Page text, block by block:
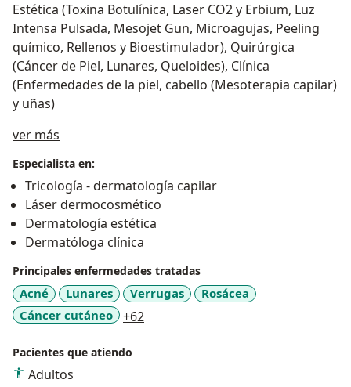
Estética (Toxina Botulínica, Laser CO2 y Erbium, Luz
Intensa Pulsada, Mesojet Gun, Microagujas, Peeling
químico, Rellenos y Bioestimulador), Quirúrgica
(Cáncer de Piel, Lunares, Queloides), Clínica
(Enfermedades de la piel, cabello (Mesoterapia capilar)
y uñas)
ver más
Especialista en:
Tricología - dermatología capilar
Láser dermocosmético
Dermatología estética
Dermatóloga clínica
Principales enfermedades tratadas
Acné Lunares Verrugas
Rosácea
Cáncer cutáneo
+62
Pacientes que atiendo
Adultos